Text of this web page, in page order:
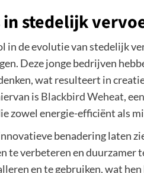
stedelijk
in de evolutie van stedelijk
Deze jonge bedrijven
wat resulteert in
is Blackbird Weheat,
zowel energie-efficiënt als
benadering laten
te verbeteren en duurzamer
en te gebruiken, wat